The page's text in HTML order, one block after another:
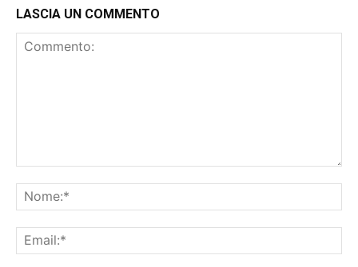
LASCIA UN COMMENTO